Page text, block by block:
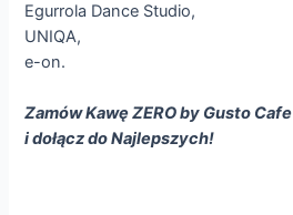
Egurrola Dance Studio,
UNIQA,
e-on.
Zamów Kawę ZERO by Gusto Cafe
i dołącz do Najlepszych!